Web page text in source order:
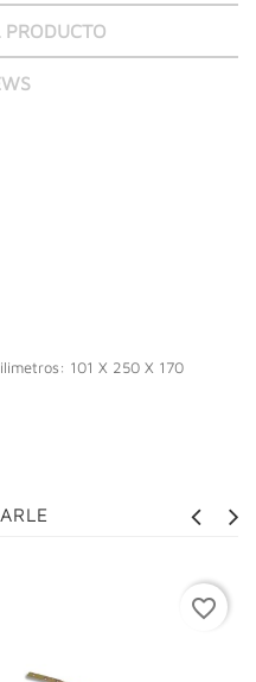
PRODUCTO
101 X 250 X 170
favorite_border